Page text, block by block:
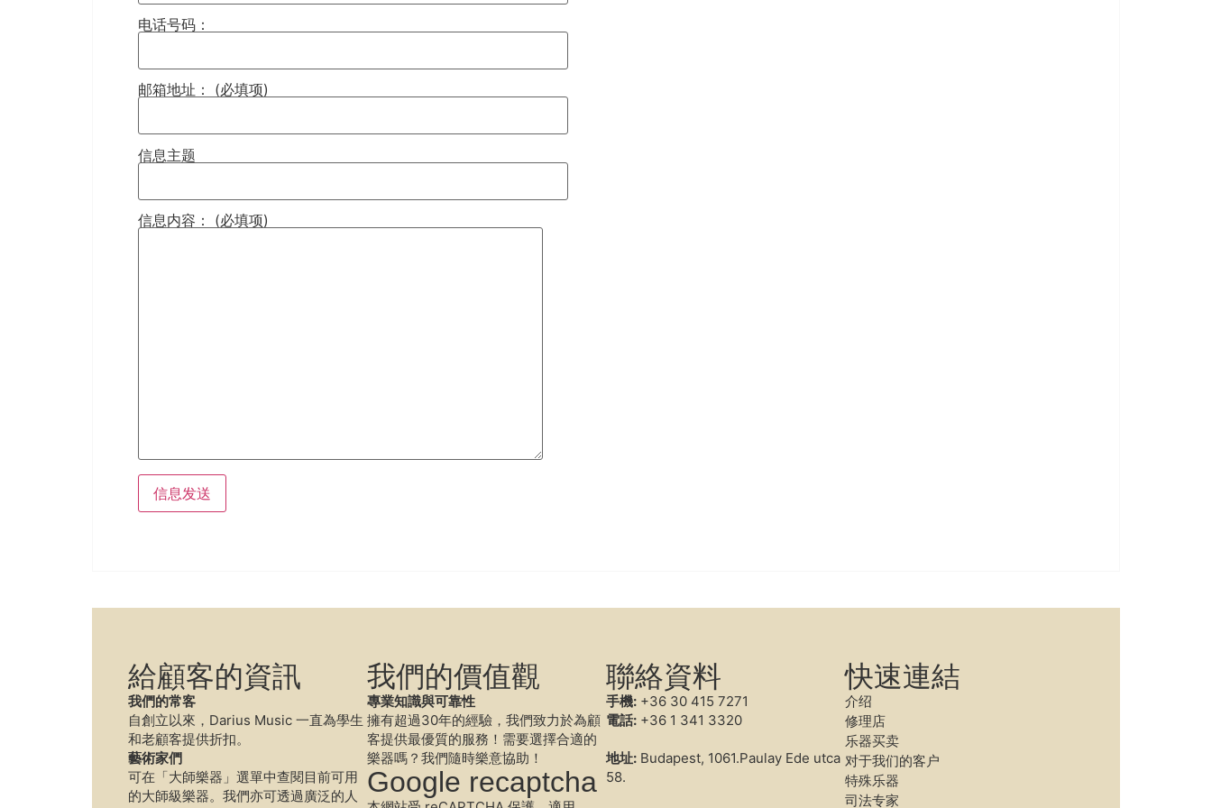
电话号码：
邮箱地址： (必填项)
信息主题
信息内容： (必填项)
給顧客的資訊
我們的常客
自創立以來，Darius Music 一直為學生
和老顧客提供折扣。
藝術家們
可在「大師樂器」選單中查閱目前可用
的大師級樂器。我們亦可透過廣泛的人
我們的價值觀
專業知識與可靠性
擁有超過30年的經驗，我們致力於為顧
客提供最優質的服務！需要選擇合適的
樂器嗎？我們隨時樂意協助！
Google recaptcha
聯絡資料
手機: +36 30 415 7271
電話: +36 1 341 3320
地址: Budapest, 1061.Paulay Ede utca
58.
快速連結
介绍
修理店
乐器买卖
对于我们的客户
特殊乐器
司法专家